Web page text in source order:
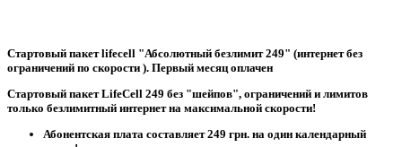
Стартовый пакет lifecell "Абсолютный безлимит 249" (интернет без
ограничений по скорости ). Первый месяц оплачен
Стартовый пакет LifeCell 249 без "шейпов", ограничений и лимитов
только безлимитный интернет на максимальной скорости!
Абонентская плата составляет 249 грн. на один календарный